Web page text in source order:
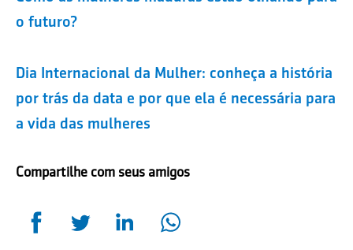
o futuro?
Dia Internacional da Mulher: conheça a história
por trás da data e por que ela é necessária para
a vida das mulheres
Compartilhe com seus amigos